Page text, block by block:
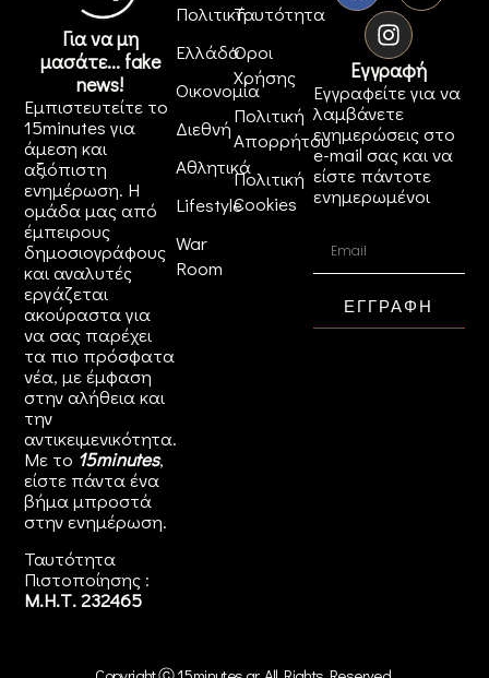
Για να μη
μασάτε... fake
news!
Εμπιστευτείτε το
15minutes για
άμεση και
αξιόπιστη
ενημέρωση. Η
ομάδα μας από
έμπειρους
δημοσιογράφους
και αναλυτές
εργάζεται
ακούραστα για
να σας παρέχει
τα πιο πρόσφατα
νέα, με έμφαση
στην αλήθεια και
την
αντικειμενικότητα.
Με το 15minutes,
είστε πάντα ένα
βήμα μπροστά
στηνενημέρωση.
Ταυτότητα
Πιστοποίησης :
Μ.Η.Τ. 232465
Πολιτική
Ελλάδα
Οικονομία
Διεθνή
Αθλητικά
Lifestyle
War
Room
Ταυτότητα
Όροι
Χρήσης
Πολιτική
Απορρήτου
Πολιτική
Cookies
Εγγραφή
Εγγραφείτε για να
λαμβάνετε
ενημερώσεις στο
e-mail σας και να
είστε πάντοτε
ενημερωμένοι
ΕΓΓΡΑΦΗ